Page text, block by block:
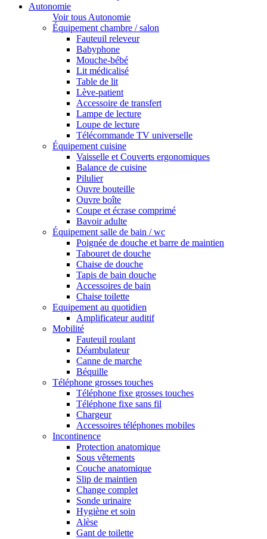
Autonomie
Voir tous Autonomie
Équipement chambre / salon
Fauteuil releveur
Babyphone
Mouche-bébé
Lit médicalisé
Table de lit
Lève-patient
Accessoire de transfert
Lampe de lecture
Loupe de lecture
Télécommande TV universelle
Équipement cuisine
Vaisselle et Couverts ergonomiques
Balance de cuisine
Pilulier
Ouvre bouteille
Ouvre boîte
Coupe et écrase comprimé
Bavoir adulte
Équipement salle de bain / wc
Poignée de douche et barre de maintien
Tabouret de douche
Chaise de douche
Tapis de bain douche
Accessoires de bain
Chaise toilette
Equipement au quotidien
Amplificateur auditif
Mobilité
Fauteuil roulant
Déambulateur
Canne de marche
Béquille
Téléphone grosses touches
Téléphone fixe grosses touches
Téléphone fixe sans fil
Chargeur
Accessoires téléphones mobiles
Incontinence
Protection anatomique
Sous vêtements
Couche anatomique
Slip de maintien
Change complet
Sonde urinaire
Hygiène et soin
Alèse
Gant de toilette